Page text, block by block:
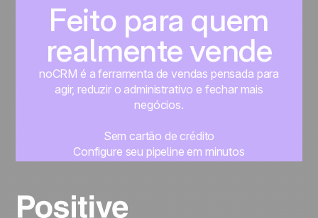
Feito para quem
realmente vende
noCRM é a ferramenta de vendas pensada para
agir, reduzir o administrativo e fechar mais
negócios.
Sem cartão de crédito
Configure seu pipeline em minutos